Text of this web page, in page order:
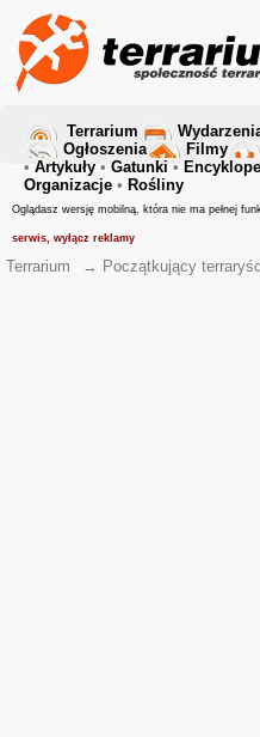
Terrarium
Ogłoszenia
Filmy
• Artykuły • Gatunki •
Organizacje • Rośliny
Oglądasz wersję mobilną, która nie ma pełnej
serwis, wyłącz reklamy
Terrarium → Początkujący